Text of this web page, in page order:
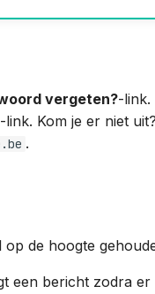
vergeten?-link.
Kom je er niet
.
de hoogte
een bericht zodra er